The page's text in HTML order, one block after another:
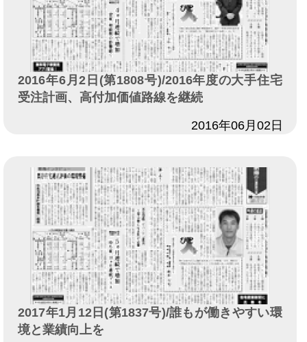
2016年6月2日(第1808号)/2016年度の大手住宅
受注計画、高付加価値路線を継続
2016年06月02日
2017年1月12日(第1837号)/誰もが働きやすい環
境と業績向上を